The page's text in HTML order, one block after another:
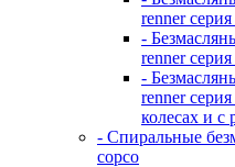
renner
-
renner
-
renner
колесах и с
- Спиральные
copco